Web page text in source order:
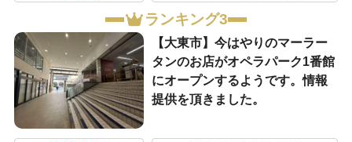
ランキング3
【大東市】今はやりのマーラー
タンのお店がオペラパーク1番館
にオープンするようです。情報
提供を頂きました。